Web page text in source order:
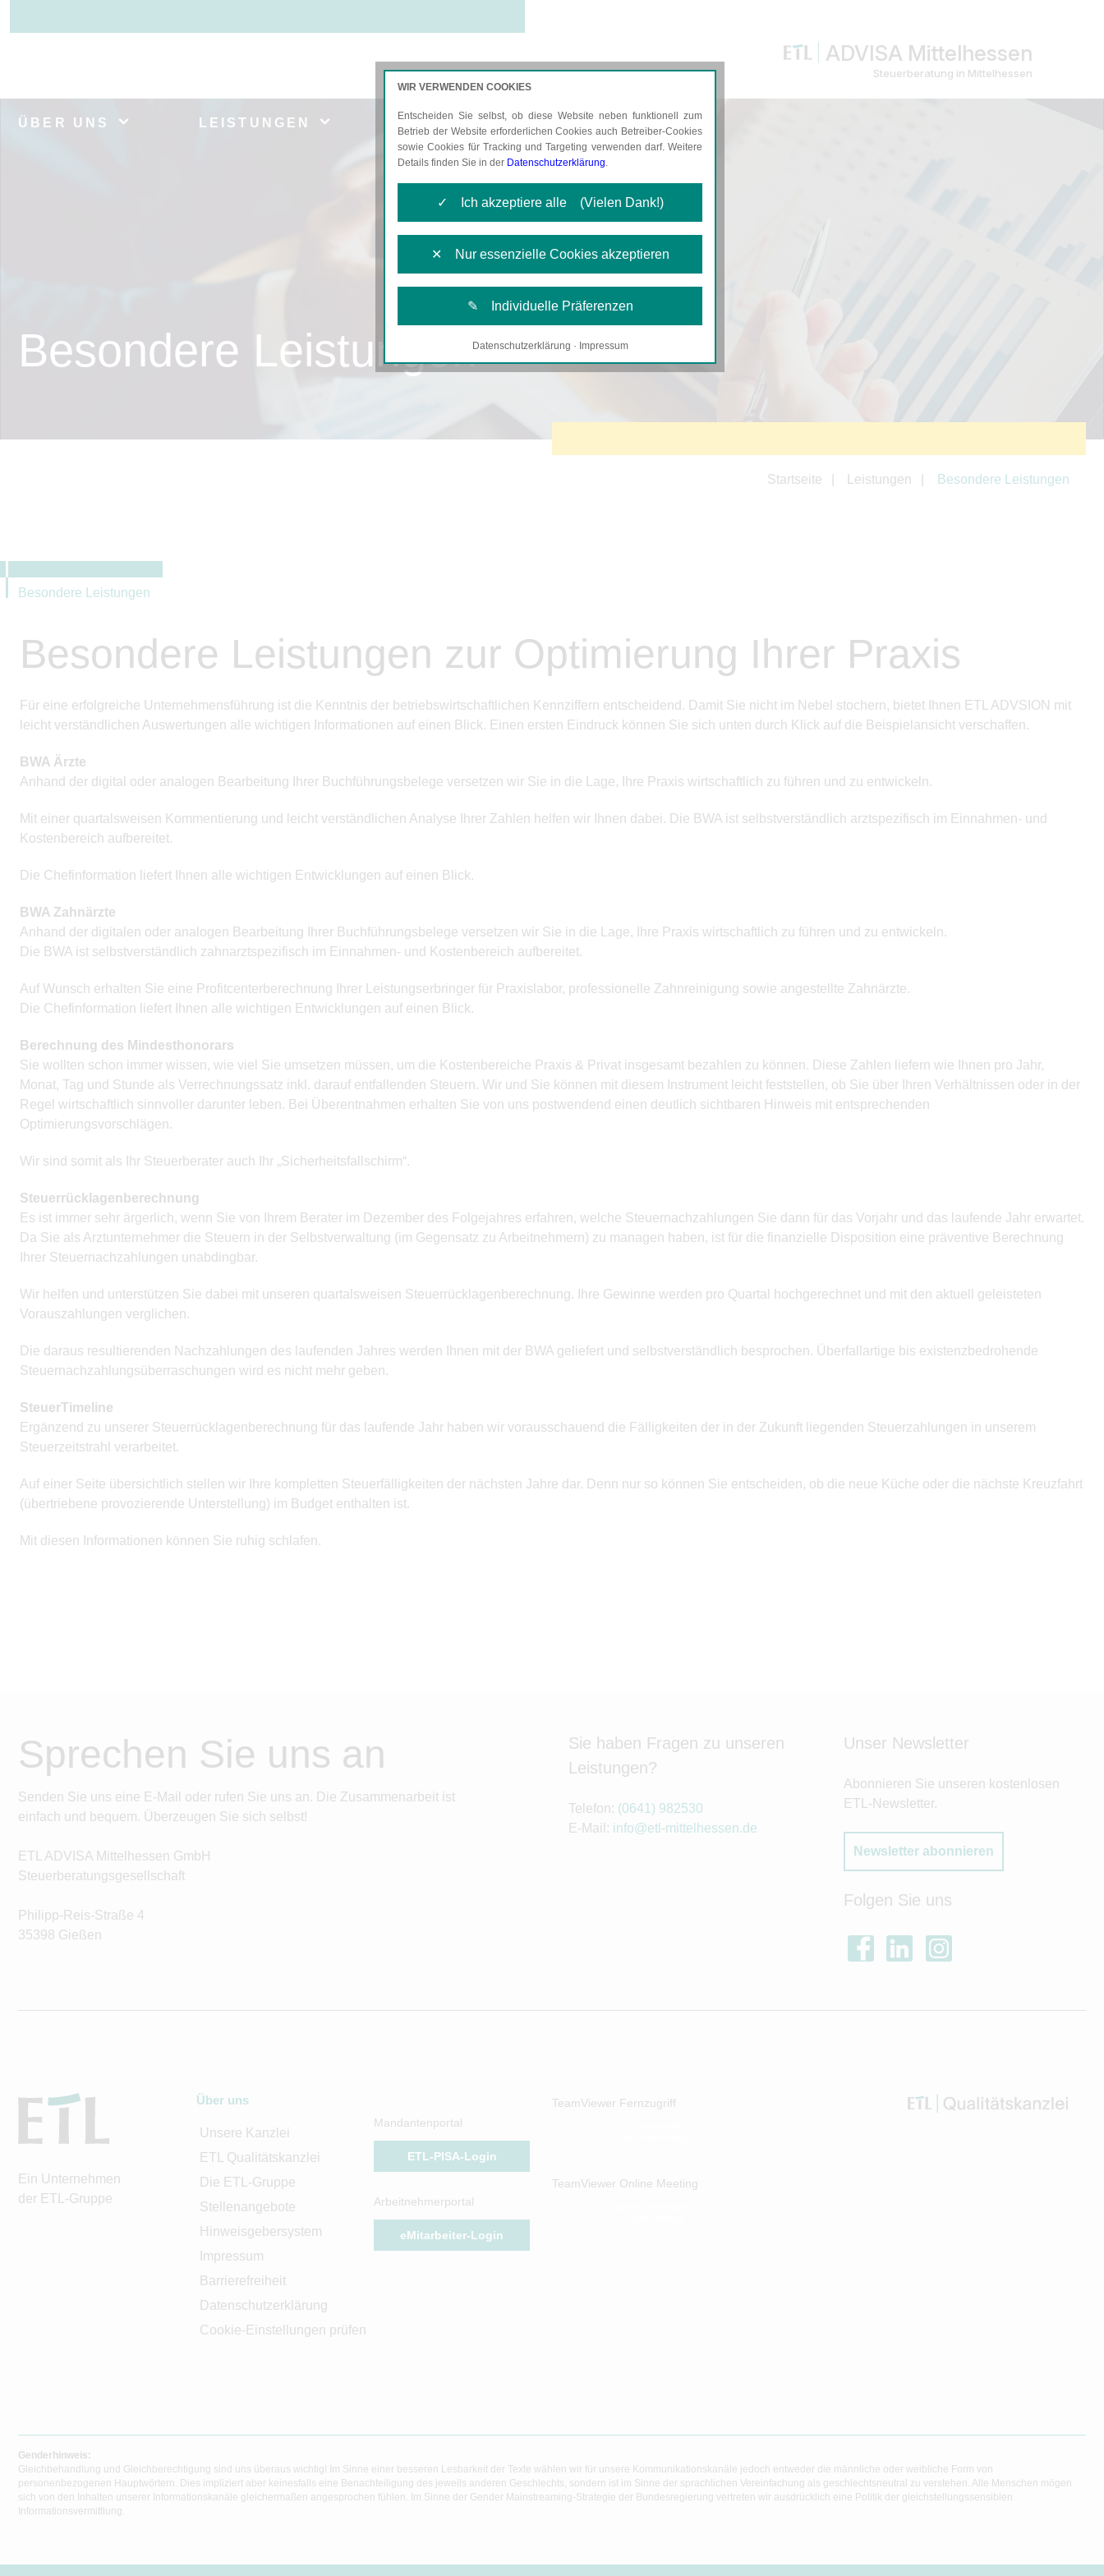
ADVISA Mittelhessen
Steuerberatung in Mittelhessen
ÜBER UNS LEISTUNGEN AKTUELLES KARRIERE
Besondere Leistungen
Startseite Leistungen Besondere Leistungen
Besondere Leistungen
Besondere Leistungen zur Optimierung Ihrer Praxis
Für eine erfolgreiche Unternehmensführung ist die Kenntnis der betriebswirtschaftlichen Kennziffern entscheidend. Damit Sie nicht im Nebel stochern, bietet Ihnen ETL ADVSION mit
leicht verständlichen Auswertungen alle wichtigen Informationen auf einen Blick. Einen ersten Eindruck können Sie sich unten durch Klick auf die Beispielansicht verschaffen.
BWA Ärzte
Anhand der digital oder analogen Bearbeitung Ihrer Buchführungsbelege versetzen wir Sie in die Lage, Ihre Praxis wirtschaftlich zu führen und zu entwickeln.
Mit einer quartalsweisen Kommentierung und leicht verständlichen Analyse Ihrer Zahlen helfen wir Ihnen dabei. Die BWA ist selbstverständlich arztspezifisch im Einnahmen- und
Kostenbereich aufbereitet.
Die Chefinformation liefert Ihnen alle wichtigen Entwicklungen auf einen Blick.
BWA Zahnärzte
Anhand der digitalen oder analogen Bearbeitung Ihrer Buchführungsbelege versetzen wir Sie in die Lage, Ihre Praxis wirtschaftlich zu führen und zu entwickeln.
Die BWA ist selbstverständlich zahnarztspezifisch im Einnahmen- und Kostenbereich aufbereitet.
Auf Wunsch erhalten Sie eine Profitcenterberechnung Ihrer Leistungserbringer für Praxislabor, professionelle Zahnreinigung sowie angestellte Zahnärzte.
Die Chefinformation liefert Ihnen alle wichtigen Entwicklungen auf einen Blick.
Berechnung des Mindesthonorars
Sie wollten schon immer wissen, wie viel Sie umsetzen müssen, um die Kostenbereiche Praxis & Privat insgesamt bezahlen zu können. Diese Zahlen liefern wie Ihnen pro Jahr,
Monat, Tag und Stunde als Verrechnungssatz inkl. darauf entfallenden Steuern. Wir und Sie können mit diesem Instrument leicht feststellen, ob Sie über Ihren Verhältnissen oder in der
Regel wirtschaftlich sinnvoller darunter leben. Bei Überentnahmen erhalten Sie von uns postwendend einen deutlich sichtbaren Hinweis mit entsprechenden
Optimierungsvorschlägen.
Wir sind somit als Ihr Steuerberater auch Ihr „Sicherheitsfallschirm“.
Steuerrücklagenberechnung
Es ist immer sehr ärgerlich, wenn Sie von Ihrem Berater im Dezember des Folgejahres erfahren, welche Steuernachzahlungen Sie dann für das Vorjahr und das laufende Jahr erwartet.
Da Sie als Arztunternehmer die Steuern in der Selbstverwaltung (im Gegensatz zu Arbeitnehmern) zu managen haben, ist für die finanzielle Disposition eine präventive Berechnung
Ihrer Steuernachzahlungen unabdingbar.
Wir helfen und unterstützen Sie dabei mit unseren quartalsweisen Steuerrücklagenberechnung. Ihre Gewinne werden pro Quartal hochgerechnet und mit den aktuell geleisteten
Vorauszahlungen verglichen.
Die daraus resultierenden Nachzahlungen des laufenden Jahres werden Ihnen mit der BWA geliefert und selbstverständlich besprochen. Überfallartige bis existenzbedrohende
Steuernachzahlungsüberraschungen wird es nicht mehr geben.
SteuerTimeline
Ergänzend zu unserer Steuerrücklagenberechnung für das laufende Jahr haben wir vorausschauend die Fälligkeiten der in der Zukunft liegenden Steuerzahlungen in unserem
Steuerzeitstrahl verarbeitet.
Auf einer Seite übersichtlich stellen wir Ihre kompletten Steuerfälligkeiten der nächsten Jahre dar. Denn nur so können Sie entscheiden, ob die neue Küche oder die nächste Kreuzfahrt
(übertriebene provozierende Unterstellung) im Budget enthalten ist.
Mit diesen Informationen können Sie ruhig schlafen.
Sprechen Sie uns an
Senden Sie uns eine E-Mail oder rufen Sie uns an. Die Zusammenarbeit ist
einfach und bequem. Überzeugen Sie sich selbst!
ETL ADVISA Mittelhessen GmbH
Steuerberatungsgesellschaft
Philipp-Reis-Straße 4
35398 Gießen
Sie haben Fragen zu unseren
Leistungen?
Telefon: (0641) 982530
E-Mail: info@etl-mittelhessen.de
Unser Newsletter
Abonnieren Sie unseren kostenlosen
ETL-Newsletter.
Newsletter abonnieren
Folgen Sie uns
Ein Unternehmen
der ETL-Gruppe
Über uns
Unsere Kanzlei
ETL Qualitätskanzlei
Die ETL-Gruppe
Stellenangebote
Hinweisgebersystem
Impressum
Barrierefreiheit
Datenschutzerklärung
Cookie-Einstellungen prüfen
Mandantenportal
ETL-PISA-Login
Arbeitnehmerportal
eMitarbeiter-Login
TeamViewer Fernzugriff
TeamViewer Online Meeting
Genderhinweis:
Gleichbehandlung und Gleichberechtigung sind uns überaus wichtig! Im Sinne einer besseren Lesbarkeit der Texte wählen wir für unsere Kommunikationskanäle jedoch entweder die männliche oder weibliche Form von
personenbezogenen Hauptwörtern. Dies impliziert aber keinesfalls eine Benachteiligung des jeweils anderen Geschlechts, sondern ist im Sinne der sprachlichen Vereinfachung als geschlechtsneutral zu verstehen. Alle Menschen mögen
sich von den Inhalten unserer Informationskanäle gleichermaßen angesprochen fühlen. Im Sinne der Gender Mainstreaming-Strategie der Bundesregierung vertreten wir ausdrücklich eine Politik der gleichstellungssensiblen
Informationsvermittlung.
WIR VERWENDEN COOKIES
Entscheiden Sie selbst, ob diese Website neben funktionell zum
Betrieb der Website erforderlichen Cookies auch Betreiber-Cookies
sowie Cookies für Tracking und Targeting verwenden darf. Weitere
Details finden Sie in der Datenschutzerklärung.
✓ Ich akzeptiere alle (Vielen Dank!)
✕ Nur essenzielle Cookies akzeptieren
✎ Individuelle Präferenzen
Notwendige Cookies
Datenschutzerklärung · Impressum